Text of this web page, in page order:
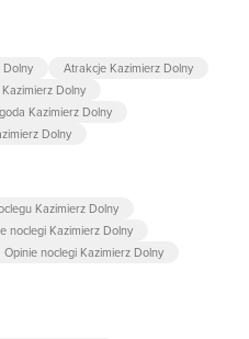
Dolny
Atrakcje Kazimierz Dolny
Dolny
Kazimierz Dolny
Dolny
Kazimierz Dolny
noclegi Kazimierz Dolny
Opinie noclegi Kazimierz Dolny